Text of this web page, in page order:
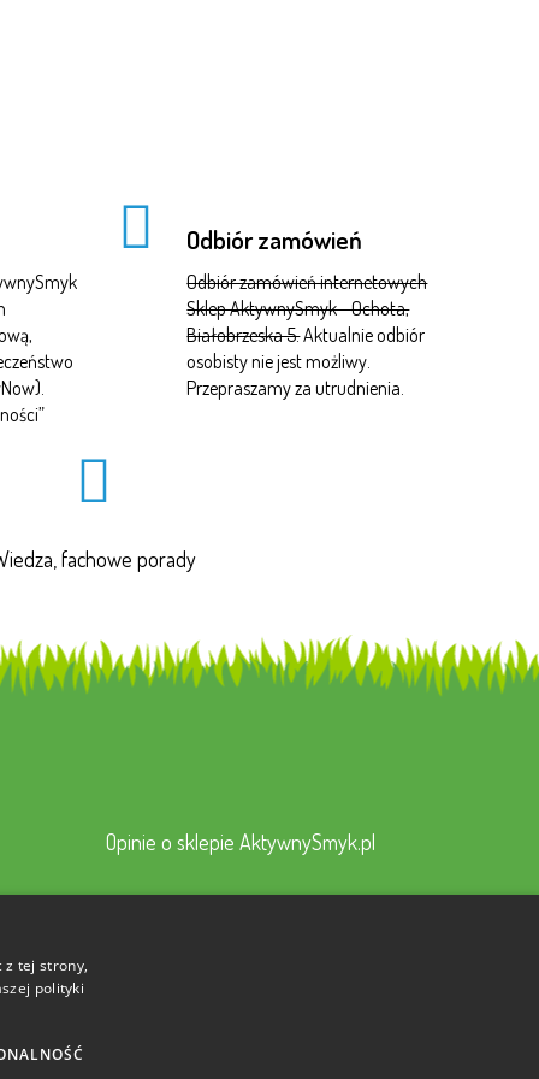
”
Odbiór zamówień
Odbiór zamówień internetowych
Sklep AktywnySmyk - Ochota,
Białobrzeska 5.Aktualnie odbiór
osobisty nie jest możliwy.
Przepraszamy za utrudnienia.
fachowe porady
Opinie o sklepie AktywnySmyk.pl
z tej strony,
polityki